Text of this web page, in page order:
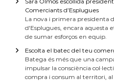
Comerciants d’Esplugues
La nova i primera presidenta
d'Esplugues, encara aquesta
de sumar esforços en equip.
Escolta el batec del teu
Batega és més que una
impulsar la consciència
compra i consum al territori,